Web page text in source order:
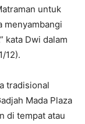
untuk
menyambangi
kata Dwi dalam
12).
tradisional
Mada Plaza
di tempat atau